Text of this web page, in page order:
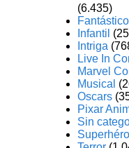
(6.435)
Fantástico
Infantil
Intriga
Live In
Marvel
Musical
Oscars
Pixar
Sin